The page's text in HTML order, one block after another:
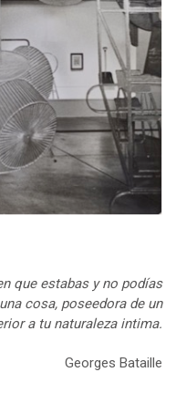
que estabas y no podías
cosa, poseedora de un
a tu naturaleza intima.
Georges Bataille